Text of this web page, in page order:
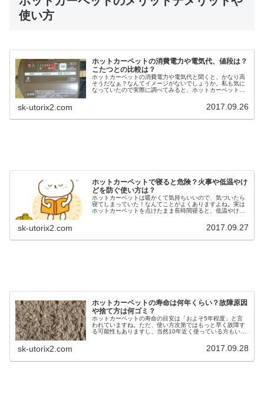
使い方
ホットカーペットの消費電力や電気代、値段は？
こたつとの比較は？
ホットカーペットの消費電力や電気代と聞くと、かなり高
そうだなぁ？なんてイメージがないでしょうか。私も気に
なっていたので実際に調べてみると、ホットカーペットっ
sk-utorix2.com 2017.09.26
ホットカーペットで寝ると危険？火事や低温やけ
どを防ぐ使い方は？
ホットカーペットは暖かくて気持ちいいので、気づいたら
寝てしまっていた！なんてことがよくありますよね。実は
ホットカーペットを点けたまま長時間寝ると、低温やけど
sk-utorix2.com 2017.09.27
ホットカーペットの寿命は何年くらい？故障原因
や捨て方は何ゴミ？
ホットカーペットの寿命の目安は「およそ5年程度」と言
われていますね。ただ、使い方次第ではもっと早く故障す
る可能性もありますし、当然10年近く使っている方もいる
sk-utorix2.com 2017.09.28